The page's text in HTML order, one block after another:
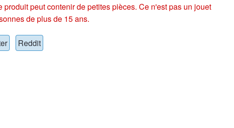
peut contenir de petites pièces. Ce n'est pas un jouet
de plus de 15 ans.
Reddit